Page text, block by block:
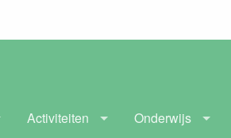
Activiteiten Onderwijs